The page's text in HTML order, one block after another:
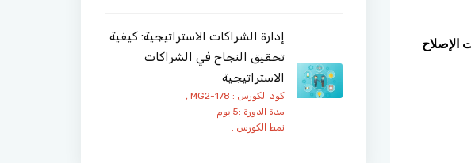
إدارة الشراكات الاستراتيجية: كيفية
تحقيق النجاح في الشراكات
الاستراتيجية
كود الكورس : MG2-178 ,
مدة الدورة :5 يوم
نمط الكورس :